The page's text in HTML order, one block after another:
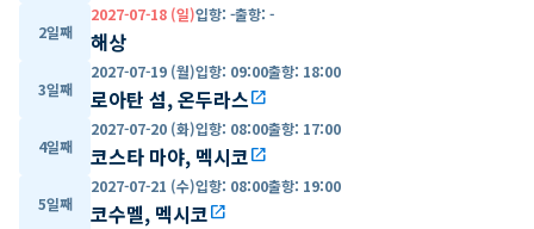
2일째
2027-07-18 (일)입항: -출항: -
해상
3일째
2027-07-19 (월)입항: 09:00출항: 18:00
로아탄 섬, 온두라스open_in_new
4일째
2027-07-20 (화)입항: 08:00출항: 17:00
코스타 마야, 멕시코open_in_new
5일째
2027-07-21 (수)입항: 08:00출항: 19:00
코수멜, 멕시코open_in_new